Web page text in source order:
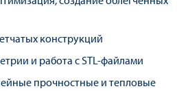
конструкций
и работа с STL-файлами
прочностные и тепловые